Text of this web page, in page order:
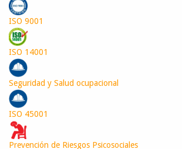
ISO 9001
ISO 14001
Seguridad y Salud ocupacional
ISO 45001
Prevención de Riesgos Psicosociales